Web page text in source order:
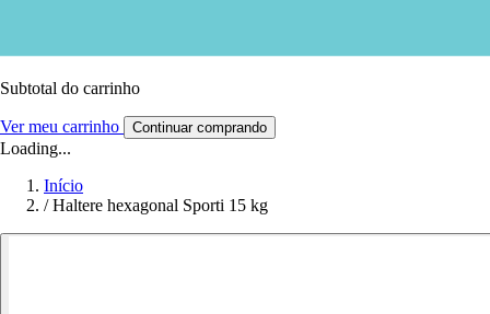
Subtotal do carrinho
Ver meu carrinho Continuar comprando
Loading...
Início
/ Haltere hexagonal Sporti 15 kg